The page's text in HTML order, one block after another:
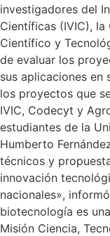
investigadores del
Científicas (IVIC),
Científico y
de evaluar los
sus aplicaciones en
los proyectos que
IVIC, Codecyt y
estudiantes de la
Humberto
técnicos y
innovación
nacionales»,
biotecnología es
Misión Ciencia,